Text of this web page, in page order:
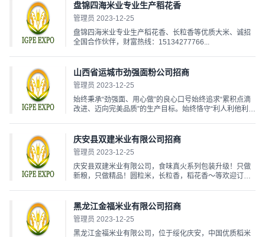
盘锦四海米业专业生产稻花香
管理员 2023-12-25
盘锦四海米业专业生产稻花香、长粒香等优质大米、诚招
全国合作伙伴，财富热线：15134277766...
山西省运城市劲强面粉公司招商
管理员 2023-12-25
始终秉承“劲强面、用心做”的良心口号始终追求“累积点滴
改进、迈向完美品质”的生产目标。始终恪守“利人利他利
18935086664.19335996664.13353593288....
庆安县双建米业有限公司招商
管理员 2023-12-25
庆安县双建米业有限公司，食味真火系列包装升级！只做
新粮，只做精品！圆粒米，长粒香，稻花香～等欢迎订
黑龙江金福米业有限公司招商
管理员 2023-12-25
黑龙江金福米业有限公司，位于绥化庆安，中国优质稻米